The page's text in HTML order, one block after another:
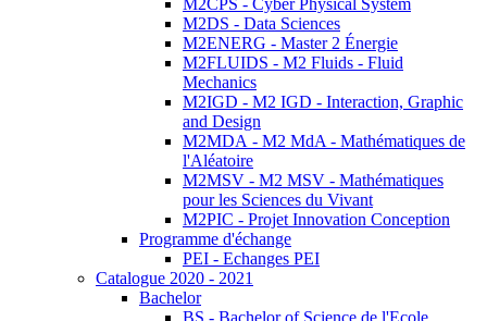
M2CPS - Cyber Physical System
M2DS - Data Sciences
M2ENERG - Master 2 Énergie
M2FLUIDS - M2 Fluids - Fluid
Mechanics
M2IGD - M2 IGD - Interaction, Graphic
and Design
M2MDA - M2 MdA - Mathématiques de
l'Aléatoire
M2MSV - M2 MSV - Mathématiques
pour les Sciences du Vivant
M2PIC - Projet Innovation Conception
Programme d'échange
PEI - Echanges PEI
Catalogue 2020 - 2021
Bachelor
BS - Bachelor of Science de l'Ecole